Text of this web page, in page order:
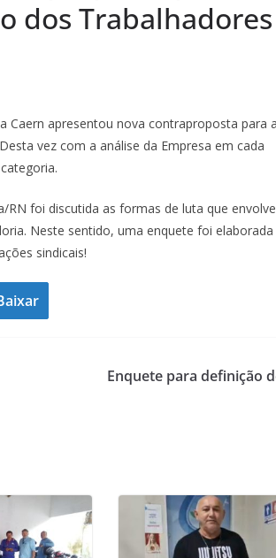
dos
Caern apresentou nova contraproposta para a
vez com a análise da Empresa em cada
RN foi discutida as formas de luta que
Neste sentido, uma enquete foi elaborada
sindicais!
Enquete para definição